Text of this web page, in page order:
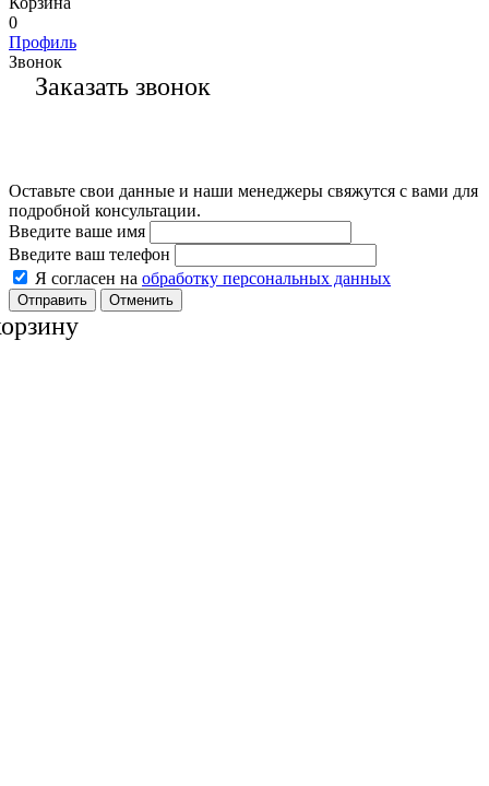
0
Профиль
Звонок
Заказать звонок
Оставьте свои данные и наши менеджеры свяжутся с вами для
подробной консультации.
Введите ваше имя
Введите ваш телефон
Я согласен на обработку персональных данных
Отменить